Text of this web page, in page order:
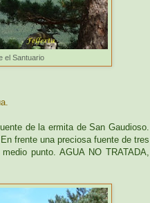
el Santuario
de la ermita de San Gaudioso.
frente una preciosa fuente de tres
punto. AGUA NO TRATADA,